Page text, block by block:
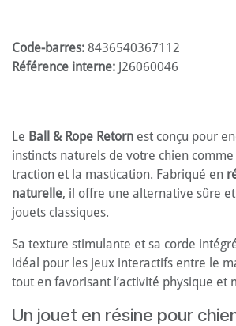
Code-barres: 8436540367112
Référence interne: J26060046
Le Ball & Rope Retorn est conçu pour
instincts naturels de votre chien
traction et la mastication. Fabriqué en
naturelle, il offre une alternative sûre
jouets classiques.
Sa texture stimulante et sa corde
idéal pour les jeux interactifs entre le
tout en favorisant l’activité physique et
Un jouet en résine pour